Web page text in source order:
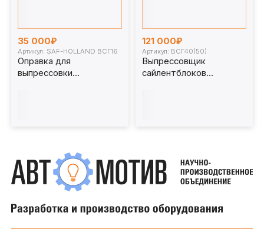
35 000₽
Артикул: SAF-HOLLAND ВСГ16
Оправка для
выпрессовки
121 000₽
Артикул: ВСГ40(50)
Выпрессовщик
сайлентблоков